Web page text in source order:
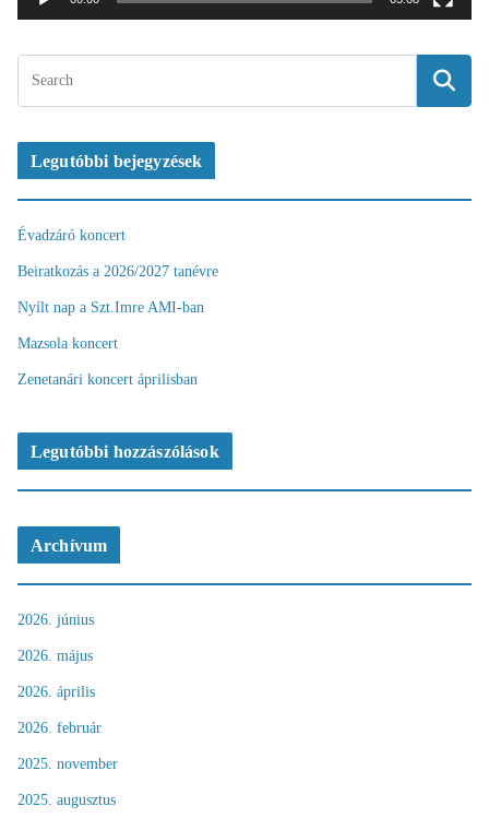
ó
Legutóbbi bejegyzések
Évadzáró koncert
Beiratkozás a 2026/2027 tanévre
Nyílt nap a Szt.Imre AMI-ban
Mazsola koncert
Zenetanári koncert áprilisban
Legutóbbi hozzászólások
Archívum
2026. június
2026. május
2026. április
2026. február
2025. november
2025. augusztus